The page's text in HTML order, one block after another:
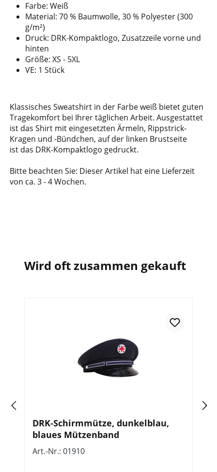
Farbe: Weiß
Material: 70 % Baumwolle, 30 % Polyester (300
g/m²)
Druck: DRK-Kompaktlogo, Zusatzzeile vorne und
hinten
Größe: XS - 5XL
VE: 1 Stück
Klassisches Sweatshirt in der Farbe weiß bietet guten
Tragekomfort bei Ihrer täglichen Arbeit. Ausgestattet
ist das Shirt mit eingesetzten Ärmeln, Rippstrick-
Kragen und -Bündchen, auf der linken Brustseite
ist das DRK-Kompaktlogo gedruckt.
Bitte beachten Sie: Dieser Artikel hat eine Lieferzeit
von ca. 3 - 4 Wochen.
Wird oft zusammen gekauft
DRK-Schirmmütze, dunkelblau,
blaues Mützenband
Art.-Nr.: 01910